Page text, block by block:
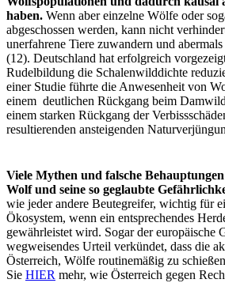
haben. Wenn aber einzelne Wölfe oder
abgeschossen werden, kann nicht
unerfahrene Tiere zuwandern und
(12). Deutschland hat erfolgreich
Rudelbildung die Schalenwilddichte
einer Studie führte die Anwesenheit von
einem deutlichen Rückgang beim
einem starken Rückgang der
resultierenden ansteigenden
Viele Mythen und falsche
Wolf und seine so geglaubte
wie jeder andere Beutegreifer, wichtig für
Ökosystem, wenn ein entsprechendes
gewährleistet wird. Sogar der europäische
wegweisendes Urteil verkündet, dass die
Österreich, Wölfe routinemäßig zu
Sie HIER mehr, wie Österreich gegen